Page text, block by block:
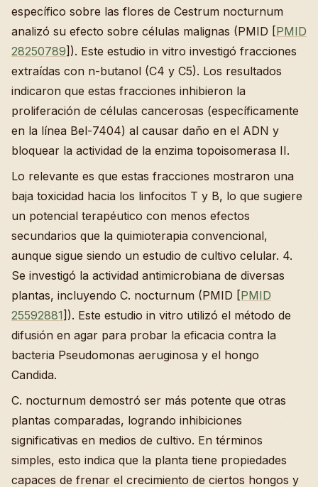
específico sobre las flores de Cestrum nocturnum
analizó su efecto sobre células malignas (PMID [PMID
28250789]). Este estudio in vitro investigó fracciones
extraídas con n-butanol (C4 y C5). Los resultados
indicaron que estas fracciones inhibieron la
proliferación de células cancerosas (específicamente
en la línea Bel-7404) al causar daño en el ADN y
bloquear la actividad de la enzima topoisomerasa II.
Lo relevante es que estas fracciones mostraron una
baja toxicidad hacia los linfocitos T y B, lo que sugiere
un potencial terapéutico con menos efectos
secundarios que la quimioterapia convencional,
aunque sigue siendo un estudio de cultivo celular. 4.
Se investigó la actividad antimicrobiana de diversas
plantas, incluyendo C. nocturnum (PMID [PMID
25592881]). Este estudio in vitro utilizó el método de
difusión en agar para probar la eficacia contra la
bacteria Pseudomonas aeruginosa y el hongo
Candida.
C. nocturnum demostró ser más potente que otras
plantas comparadas, logrando inhibiciones
significativas en medios de cultivo. En términos
simples, esto indica que la planta tiene propiedades
capaces de frenar el crecimiento de ciertos hongos y